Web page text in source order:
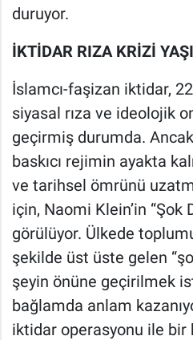
duruyor.
İKTİDAR RIZA KRİZİ
İslamcı-faşizan iktidar,
siyasal rıza ve ideolojik
geçirmiş durumda.
baskıcı rejimin ayakta
ve tarihsel ömrünü
için, Naomi Klein’in
görülüyor. Ülkede
şekilde üst üste gelen
şeyin önüne geçirilmek
bağlamda anlam
iktidar operasyonu ile